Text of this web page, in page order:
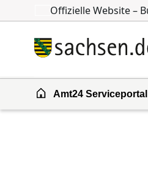
Zum Inhalt springen
Zur Suche springen
Offizielle Website –
Amt24 Serviceportal